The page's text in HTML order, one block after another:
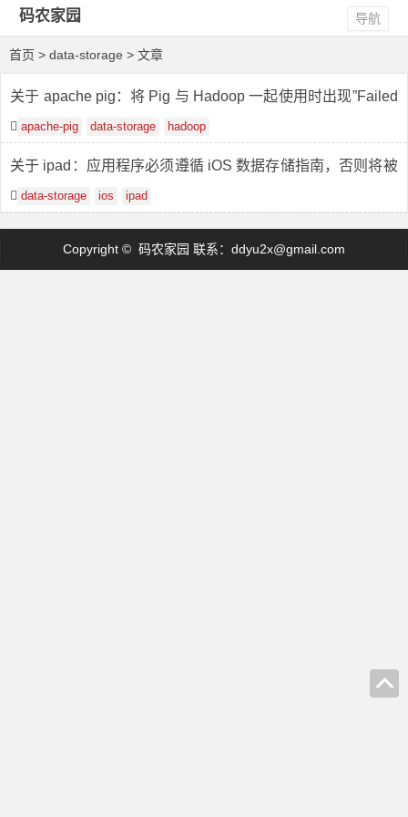
码农家园 导航
首页 > data-storage > 文章
关于 apache pig：将 Pig 与 Hadoop 一起使用时出现”Failed
to create DataStorage”错误
apache-pig data-storage hadoop
关于 ipad：应用程序必须遵循 iOS 数据存储指南，否则将被
拒绝
data-storage ios ipad
Copyright © 码农家园 联系： ddyu2x@gmail.com